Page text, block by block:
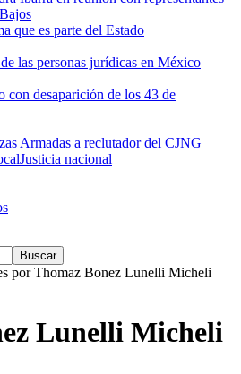
que es parte del Estado
las personas jurídicas en México
con desaparición de los 43 de
Armadas a reclutador del CJNG
Justicia nacional
por Thomaz Bonez Lunelli Micheli
Lunelli Micheli